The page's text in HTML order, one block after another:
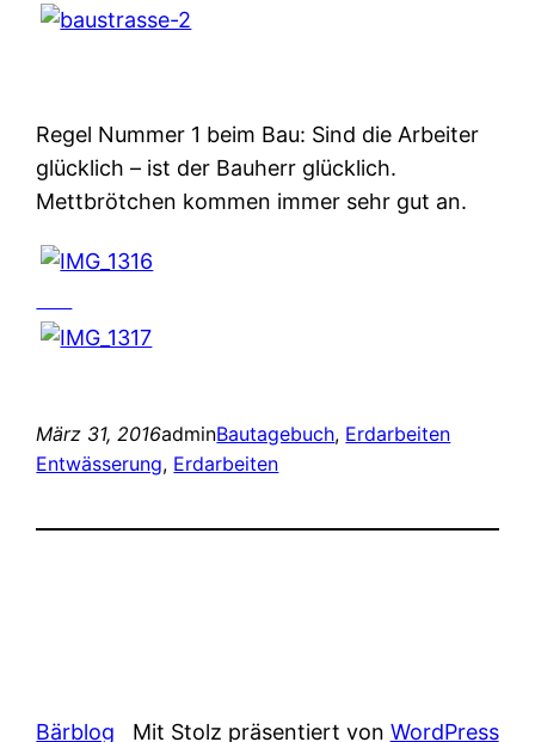
Regel Nummer 1 beim Bau: Sind die Arbeiter
glücklich – ist der Bauherr glücklich.
Mettbrötchen kommen immer sehr gut an.
März 31, 2016adminBautagebuch, Erdarbeiten
Entwässerung, Erdarbeiten
Bärblog Mit Stolz präsentiert von WordPress